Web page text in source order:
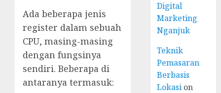
Ada beberapa jenis
register dalam sebuah
CPU, masing-masing
dengan fungsinya
sendiri. Beberapa di
antaranya termasuk:
Digital
Marketing
Nganjuk
Teknik
Pemasaran
Berbasis
Lokasi on